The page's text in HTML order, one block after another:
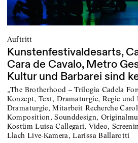
Auftritt
Kunstenfestivaldesarts,
Cara de Cavalo, Metro
Kultur und Barbarei sind
„The Brotherhood – Trilogia Cadela
Konzept, Text, Dramaturgie, Regie
Dramaturgie, Mitarbeit Recherche
Komposition, Sounddesign,
Kostüm Luisa Callegari, Video,
Llach Live-Kamera, Larissa Ballarotti